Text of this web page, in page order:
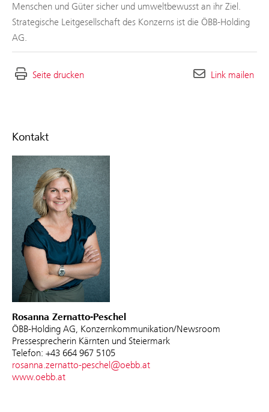
Kontakt
Rosanna Zernatto-Peschel
ÖBB-Holding AG, Konzernkommunikation/Newsroom
Pressesprecherin Kärnten und Steiermark
Telefon: +43 664 967 5105
rosanna.zernatto-peschel@oebb.at
www.oebb.at
Menschen und Güter sicher und umweltbewusst an ihr Ziel.
Strategische Leitgesellschaft des Konzerns ist die ÖBB-Holding
AG.
Seite drucken Link mailen